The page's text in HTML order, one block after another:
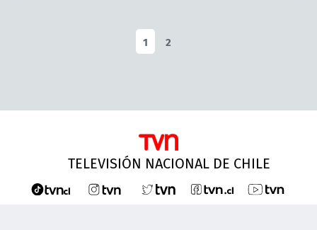
1 2
TELEVISIÓN NACIONAL DE CHILE